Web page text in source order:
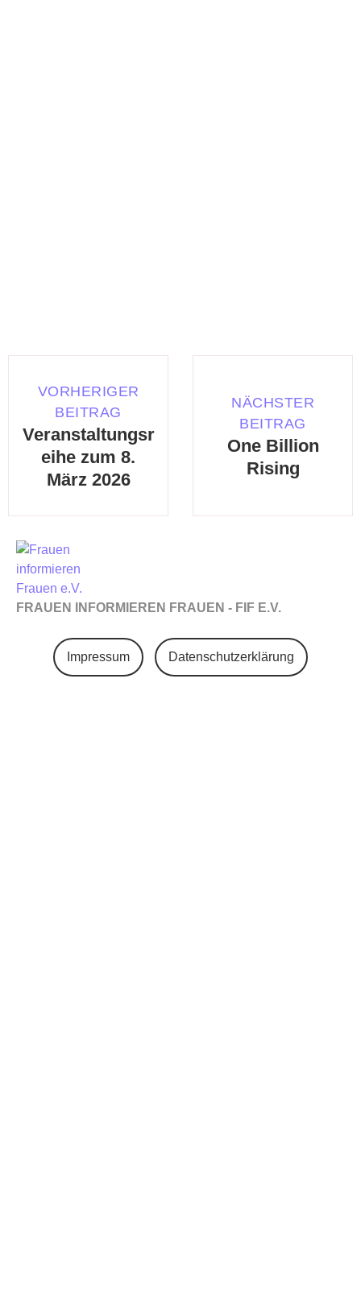
VORHERIGER
BEITRAG
Veranstaltungsr
eihe zum 8.
März 2026
NÄCHSTER
BEITRAG
One Billion
Rising
FRAUEN INFORMIEREN FRAUEN - FIF E.V.
Impressum Datenschutzerklärung